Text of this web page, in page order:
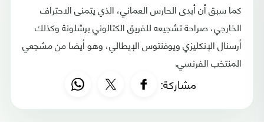
كما سبق أن أبدى الحارس العماني، الذي يتمنى الاحتراف
الخارجي، صراحة تشجيعه للفريق الكتالوني برشلونة وكذلك
أرسنال الإنكليزي ويوفنتوس الإيطالي، وهو أيضا من مشجعي
المنتخب الفرنسي.
مشاركة: